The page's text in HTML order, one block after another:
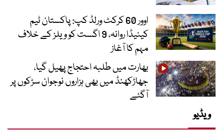
اوور 60 کرکٹ ورلڈ کپ: پاکستان ٹیم
کینیڈا روانہ، 9 اگست کو ویلز کے خلاف
مہم کا آغاز
بھارت میں طلبہ احتجاج پھیل گیا،
جھاڑکھنڈ میں بھی ہزاروں نوجوان سڑکوں پر
آگئے
ویڈیو